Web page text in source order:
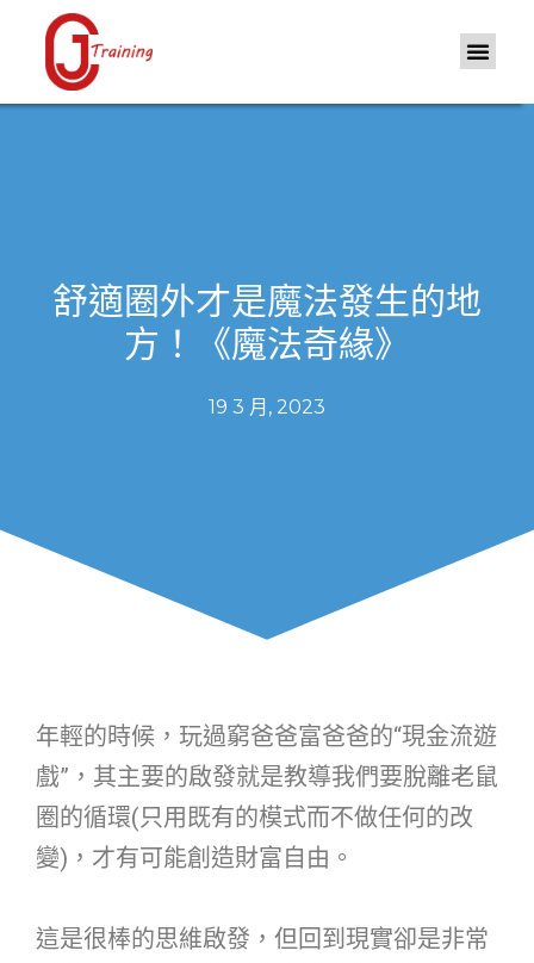
舒適圈外才是魔法發生的地
方！《魔法奇緣》
19 3 月, 2023
年輕的時候，玩過窮爸爸富爸爸的“現金流遊
戲”，其主要的啟發就是教導我們要脫離老鼠
圈的循環(只用既有的模式而不做任何的改
變)，才有可能創造財富自由。
這是很棒的思維啟發，但回到現實卻是非常